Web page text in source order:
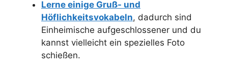
Lerne einige Gruß- und
Höflichkeitsvokabeln, dadurch sind
Einheimische aufgeschlossener und du
kannst vielleicht ein spezielles Foto
schießen.